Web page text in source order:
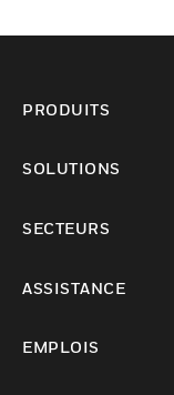
PRODUITS
SOLUTIONS
SECTEURS
ASSISTANCE
EMPLOIS